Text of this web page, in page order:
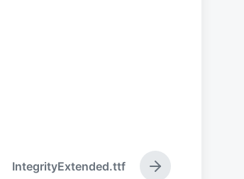
下
IntegrityExtended.ttf